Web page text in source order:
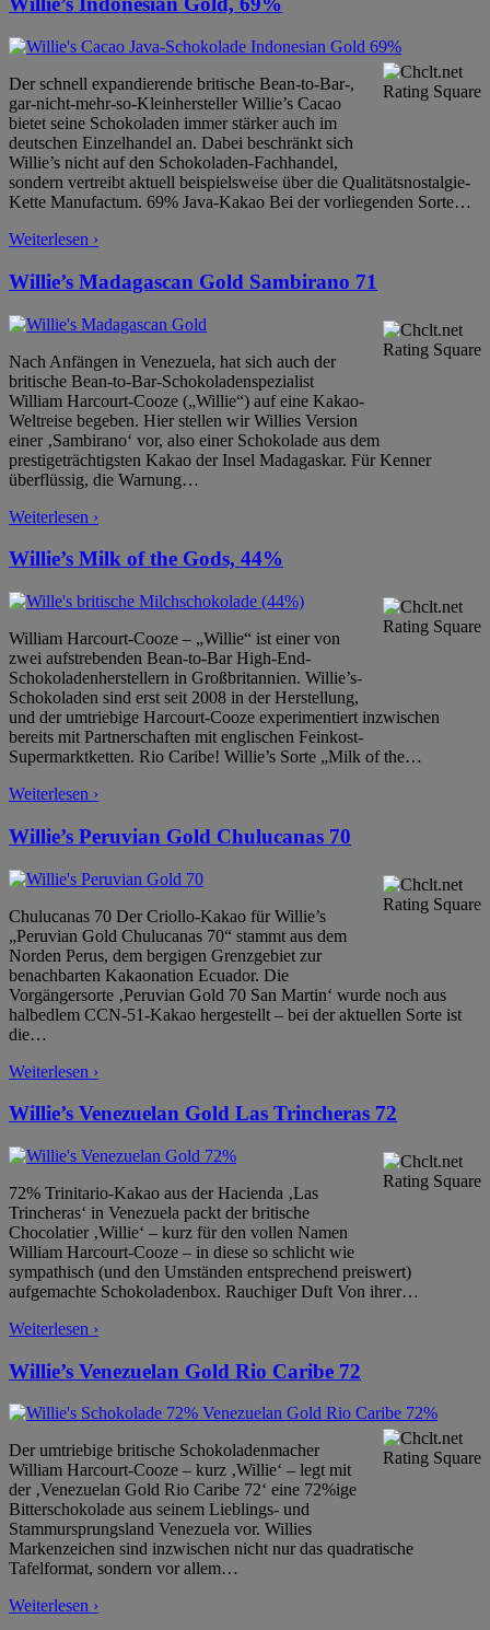
Der schnell expandierende britische Bean-to-Bar-,
gar-nicht-mehr-so-Kleinhersteller Willie’s Cacao
bietet seine Schokoladen immer stärker auch im
deutschen Einzelhandel an. Dabei beschränkt sich
Willie’s nicht auf den Schokoladen-Fachhandel,
sondern vertreibt aktuell beispielsweise über die Qualitätsnostalgie-
Kette Manufactum. 69% Java-Kakao Bei der vorliegenden Sorte…
Weiterlesen ›
Willie’s Madagascan Gold Sambirano 71
Nach Anfängen in Venezuela, hat sich auch der
britische Bean-to-Bar-Schokoladenspezialist
William Harcourt-Cooze („Willie“) auf eine Kakao-
Weltreise begeben. Hier stellen wir Willies Version
einer ‚Sambirano‘ vor, also einer Schokolade aus dem
prestigeträchtigsten Kakao der Insel Madagaskar. Für Kenner
überflüssig, die Warnung…
Weiterlesen ›
Willie’s Milk of the Gods, 44%
William Harcourt-Cooze – „Willie“ ist einer von
zwei aufstrebenden Bean-to-Bar High-End-
Schokoladenherstellern in Großbritannien. Willie’s-
Schokoladen sind erst seit 2008 in der Herstellung,
und der umtriebige Harcourt-Cooze experimentiert inzwischen
bereits mit Partnerschaften mit englischen Feinkost-
Supermarktketten. Rio Caribe! Willie’s Sorte „Milk of the…
Weiterlesen ›
Willie’s Peruvian Gold Chulucanas 70
Chulucanas 70 Der Criollo-Kakao für Willie’s
„Peruvian Gold Chulucanas 70“ stammt aus dem
Norden Perus, dem bergigen Grenzgebiet zur
benachbarten Kakaonation Ecuador. Die
Vorgängersorte ‚Peruvian Gold 70 San Martin‘ wurde noch aus
halbedlem CCN-51-Kakao hergestellt – bei der aktuellen Sorte ist
die…
Weiterlesen ›
Willie’s Venezuelan Gold Las Trincheras 72
72% Trinitario-Kakao aus der Hacienda ‚Las
Trincheras‘ in Venezuela packt der britische
Chocolatier ‚Willie‘ – kurz für den vollen Namen
William Harcourt-Cooze – in diese so schlicht wie
sympathisch (und den Umständen entsprechend preiswert)
aufgemachte Schokoladenbox. Rauchiger Duft Von ihrer…
Weiterlesen ›
Willie’s Venezuelan Gold Rio Caribe 72
Der umtriebige britische Schokoladenmacher
William Harcourt-Cooze – kurz ‚Willie‘ – legt mit
der ‚Venezuelan Gold Rio Caribe 72‘ eine 72%ige
Bitterschokolade aus seinem Lieblings- und
Stammursprungsland Venezuela vor. Willies
Markenzeichen sind inzwischen nicht nur das quadratische
Tafelformat, sondern vor allem…
Weiterlesen ›